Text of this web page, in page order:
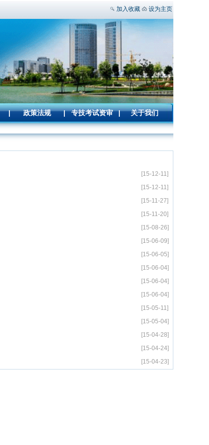
加入收藏 设为主页
| 政策法规 | 专技考试资审 | 关于我们
[15-12-11]
[15-12-11]
[15-11-27]
[15-11-20]
[15-08-26]
[15-06-09]
[15-06-05]
[15-06-04]
[15-06-04]
[15-06-04]
[15-05-11]
[15-05-04]
[15-04-28]
[15-04-24]
[15-04-23]